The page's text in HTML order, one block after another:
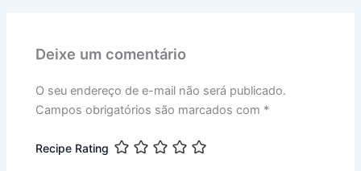
Deixe um comentário
O seu endereço de e-mail não será publicado.
Campos obrigatórios são marcados com *
Recipe Rating